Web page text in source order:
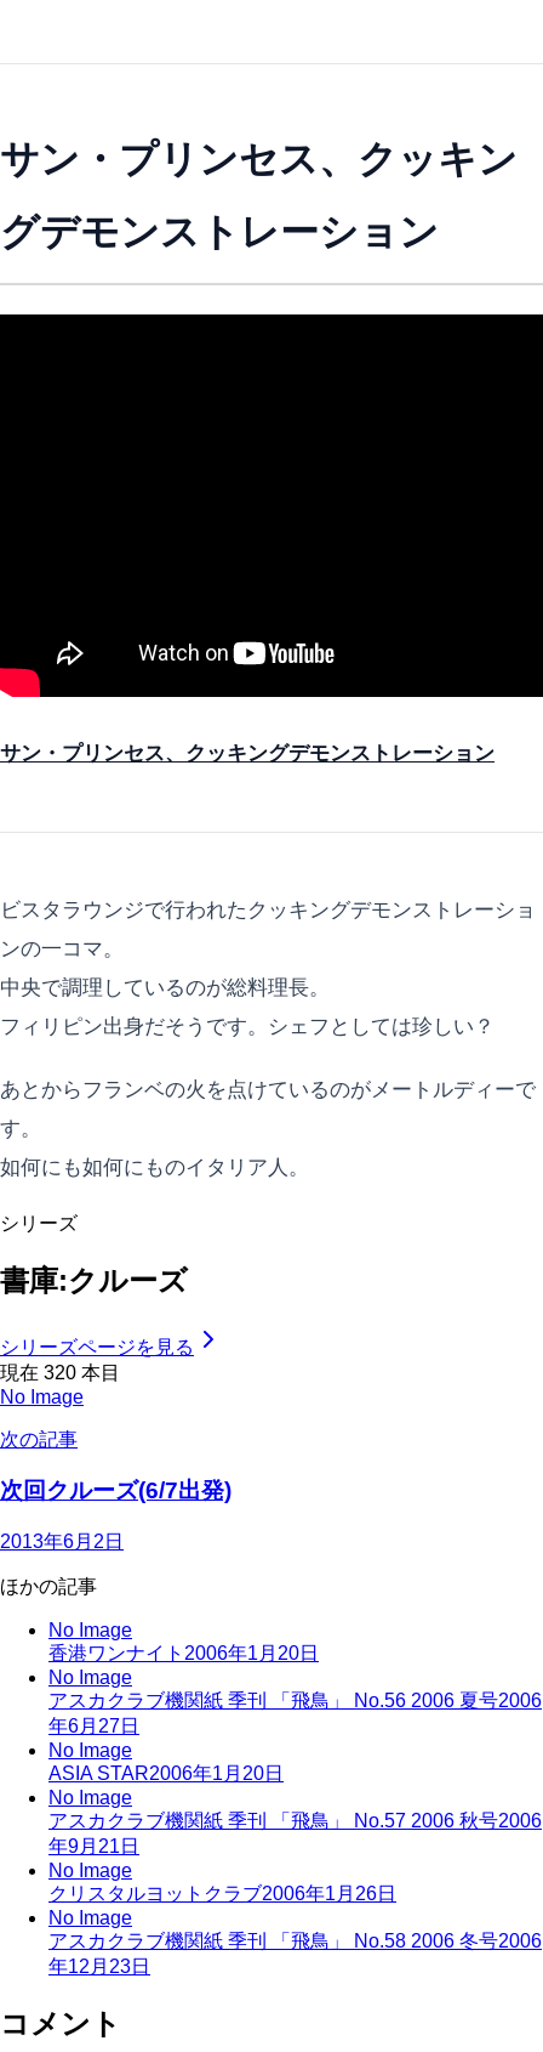
サン・プリンセス、クッキン
グデモンストレーション
サン・プリンセス、クッキングデモンストレーション
ビスタラウンジで行われたクッキングデモンストレーショ
ンの一コマ。
中央で調理しているのが総料理長。
フィリピン出身だそうです。シェフとしては珍しい？
あとからフランベの火を点けているのがメートルディーで
す。
如何にも如何にものイタリア人。
シリーズ
書庫:クルーズ
シリーズページを見る
現在 320 本目
No Image
次の記事
次回クルーズ(6/7出発)
2013年6月2日
ほかの記事
No Image
香港ワンナイト 2006年1月20日
No Image
アスカクラブ機関紙 季刊 「飛鳥」 No.56 2006 夏号2006
年6月27日
No Image
ASIA STAR2006年1月20日
No Image
アスカクラブ機関紙 季刊 「飛鳥」 No.57 2006 秋号2006
年9月21日
No Image
クリスタルヨットクラブ2006年1月26日
No Image
アスカクラブ機関紙 季刊 「飛鳥」 No.58 2006 冬号2006
年12月23日
コメント